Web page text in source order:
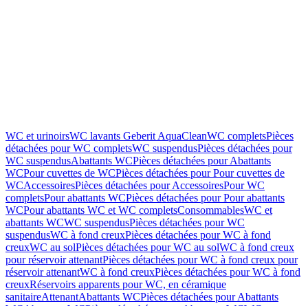
WC et urinoirsWC lavants Geberit AquaCleanWC completsPièces
détachées pour WC completsWC suspendusPièces détachées pour
WC suspendusAbattants WCPièces détachées pour Abattants
WCPour cuvettes de WCPièces détachées pour Pour cuvettes de
WCAccessoiresPièces détachées pour AccessoiresPour WC
completsPour abattants WCPièces détachées pour Pour abattants
WCPour abattants WC et WC completsConsommablesWC et
abattants WCWC suspendusPièces détachées pour WC
suspendusWC à fond creuxPièces détachées pour WC à fond
creuxWC au solPièces détachées pour WC au solWC à fond creux
pour réservoir attenantPièces détachées pour WC à fond creux pour
réservoir attenantWC à fond creuxPièces détachées pour WC à fond
creuxRéservoirs apparents pour WC, en céramique
sanitaireAttenantAbattants WCPièces détachées pour Abattants